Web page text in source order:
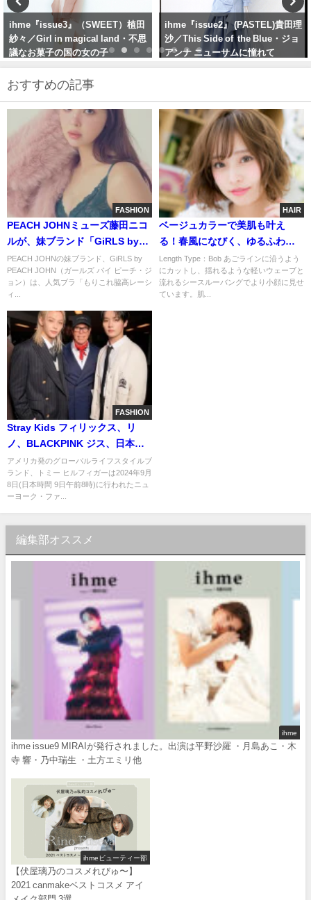
ihme『issue2』 (PASTEL)貴田理
沙／This Side of the Blue・ジョ
アンナ ニューサムに憧れて
ihme 『issue6』 (sentimental)古
田愛理／Teen Spirit・10代の現在
地点
おすすめの記事
FASHION
PEACH JOHNミューズ藤田ニコ
ルが、妹ブランド「GiRLS by
PEACH JOHN」の人気の脇高ブ
ラを着こなす新ビジュアルを公
開！
PEACH JOHNの妹ブランド、GiRLS by
PEACH JOHN（ガールズ バイ ピーチ・ジ
ョン）は、人気ブラ「もりこれ脇高レーシ
ィ...
HAIR
ベージュカラーで美肌も叶え
る！春風になびく、ゆるふわカ
ール
Length Type：Bob あごラインに沿うよう
にカットし、揺れるような軽いウェーブと
流れるシースルーバングでより小顔に見せ
ています。肌...
FASHION
Stray Kids フィリックス、リ
ノ、BLACKPINK ジス、日本か
らはMrs. GREEN APPLEが参
加。トミー ヒルフィガーが、ニ
ューヨーク・ファッションウィ
発表
アメリカ発のグローバルライフスタイルブ
ランド、トミー ヒルフィガーは2024年9月
8日(日本時間 9日午前8時)に行われたニュ
ーヨーク・ファ...
編集部オススメ
ihme
ihme issue9 MIRAIが発行されました。出演は平野沙羅 ・月島あこ・木
寺 響・乃中瑞生 ・土方エミリ他
ihmeビューティー部
【伏屋璃乃のコスメれびゅ〜】
2021 canmakeベストコスメ アイ